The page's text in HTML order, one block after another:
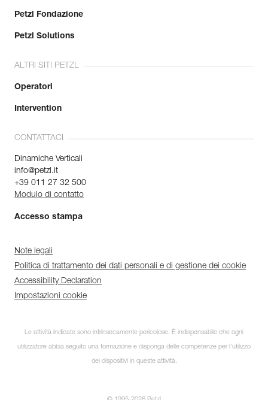
Iscriviti alla newsletter
Petzl Fondazione
Petzl Solutions
ALTRI SITI PETZL
Operatori
Intervention
CONTATTACI
Dinamiche Verticali
info@petzl.it
+39 011 27 32 500
Modulo di contatto
Accesso stampa
Note legali
Politica di trattamento dei dati personali e di gestione dei cookie
Accessibility Declaration
Impostazioni cookie
Le attività indicate sono intrinsecamente pericolose. È indispensabile che ogni
utilizzatore abbia seguito una formazione e disponga delle competenze per l’utilizzo
dei dispositivi in queste attività.